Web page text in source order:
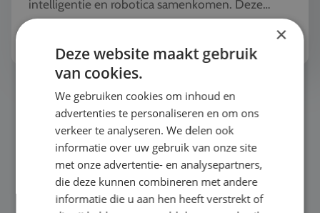
intelligentie en robotica samenkomen. Deze
machine ziet, l...
Buitensport & Outdoor
×
Deze website maakt gebruik
van cookies.
We gebruiken cookies om inhoud en
advertenties te personaliseren en om ons
verkeer te analyseren. We delen ook
informatie over uw gebruik van onze site
met onze advertentie- en analysepartners,
die deze kunnen combineren met andere
informatie die u aan hen heeft verstrekt of